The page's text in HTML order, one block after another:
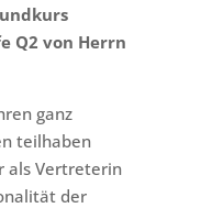
Q2 von Herrn
ganz
teilhaben
als Vertreterin
der